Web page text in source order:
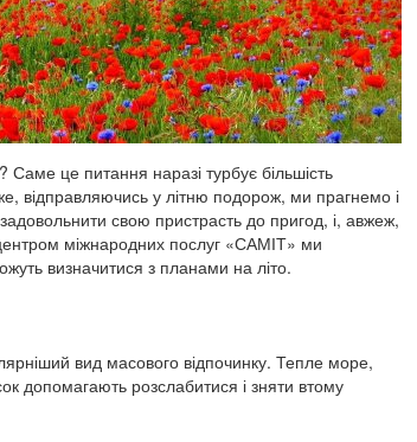
Саме це питання наразі турбує більшість
відправляючись у літню подорож, ми прагнемо і
задовольнити свою пристрасть до пригод, і, авжеж,
міжнародних послуг «САМІТ» ми
визначитися з планами на літо.
вид масового відпочинку. Тепле море,
допомагають розслабитися і зняти втому